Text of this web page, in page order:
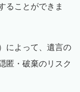
ることができま
によって、遺言の
匿・破棄のリスク